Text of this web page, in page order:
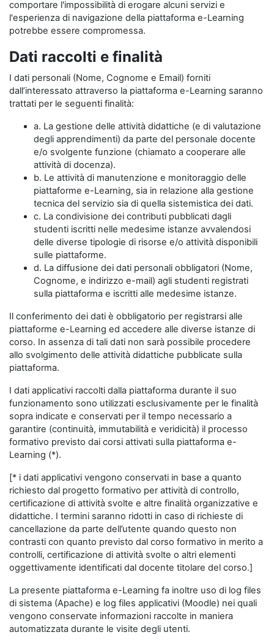
comportare l'impossibilità di erogare alcuni servizi e
l'esperienza di navigazione della piattaforma e-Learning
potrebbe essere compromessa.
Dati raccolti e finalità
I dati personali (Nome, Cognome e Email) forniti
dall’interessato attraverso la piattaforma e-Learning saranno
trattati per le seguenti finalità:
a. La gestione delle attività didattiche (e di valutazione
degli apprendimenti) da parte del personale docente
e/o svolgente funzione (chiamato a cooperare alle
attività di docenza).
b. Le attività di manutenzione e monitoraggio delle
piattaforme e-Learning, sia in relazione alla gestione
tecnica del servizio sia di quella sistemistica dei dati.
c. La condivisione dei contributi pubblicati dagli
studenti iscritti nelle medesime istanze avvalendosi
delle diverse tipologie di risorse e/o attività disponibili
sulle piattaforme.
d. La diffusione dei dati personali obbligatori (Nome,
Cognome, e indirizzo e-mail) agli studenti registrati
sulla piattaforma e iscritti alle medesime istanze.
Il conferimento dei dati è obbligatorio per registrarsi alle
piattaforme e-Learning ed accedere alle diverse istanze di
corso. In assenza di tali dati non sarà possibile procedere
allo svolgimento delle attività didattiche pubblicate sulla
piattaforma.
I dati applicativi raccolti dalla piattaforma durante il suo
funzionamento sono utilizzati esclusivamente per le finalità
sopra indicate e conservati per il tempo necessario a
garantire (continuità, immutabilità e veridicità) il processo
formativo previsto dai corsi attivati sulla piattaforma e-
Learning (*).
[* i dati applicativi vengono conservati in base a quanto
richiesto dal progetto formativo per attività di controllo,
certificazione di attività svolte e altre finalità organizzative e
didattiche. I termini saranno ridotti in caso di richieste di
cancellazione da parte dell’utente quando questo non
contrasti con quanto previsto dal corso formativo in merito a
controlli, certificazione di attività svolte o altri elementi
oggettivamente identificati dal docente titolare del corso.]
La presente piattaforma e-Learning fa inoltre uso di log files
di sistema (Apache) e log files applicativi (Moodle) nei quali
vengono conservate informazioni raccolte in maniera
automatizzata durante le visite degli utenti.